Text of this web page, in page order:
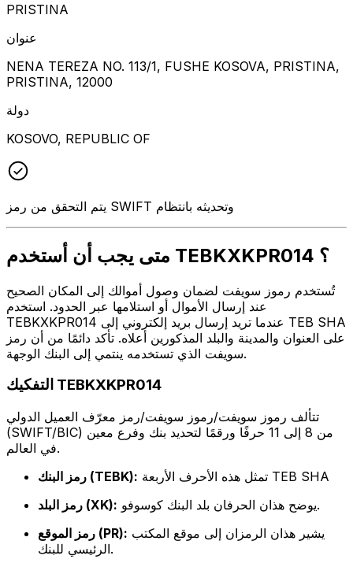
PRISTINA
عنوان
NENA TEREZA NO. 113/1, FUSHE KOSOVA, PRISTINA,
PRISTINA, 12000
دولة
KOSOVO, REPUBLIC OF
يتم التحقق من رمز SWIFT وتحديثه بانتظام
متى يجب أن أستخدم TEBKXKPR014 ؟
تُستخدم رموز سويفت لضمان وصول أموالك إلى المكان الصحيح
عند إرسال الأموال أو استلامها عبر الحدود. استخدم
TEBKXKPR014 عندما تريد إرسال بريد إلكتروني إلى TEB SHA
على العنوان والمدينة والبلد المذكورين أعلاه. تأكد دائمًا من أن رمز
سويفت الذي تستخدمه ينتمي إلى البنك الوجهة.
التفكيك TEBKXKPR014
تتألف رموز سويفت/رموز سويفت/رمز معرّف العميل الدولي
(SWIFT/BIC) من 8 إلى 11 حرفًا ورقمًا لتحديد بنك وفرع معين
في العالم.
رمز البنك (TEBK):
تمثل هذه الأحرف الأربعة TEB SHA
رمز البلد (XK):
يوضح هذان الحرفان بلد البنك كوسوفو.
رمز الموقع (PR):
الرئيسي للبنك.